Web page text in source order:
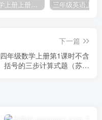
下一篇
四年级数学上册第1课时不含
括号的三步计算式题（苏教